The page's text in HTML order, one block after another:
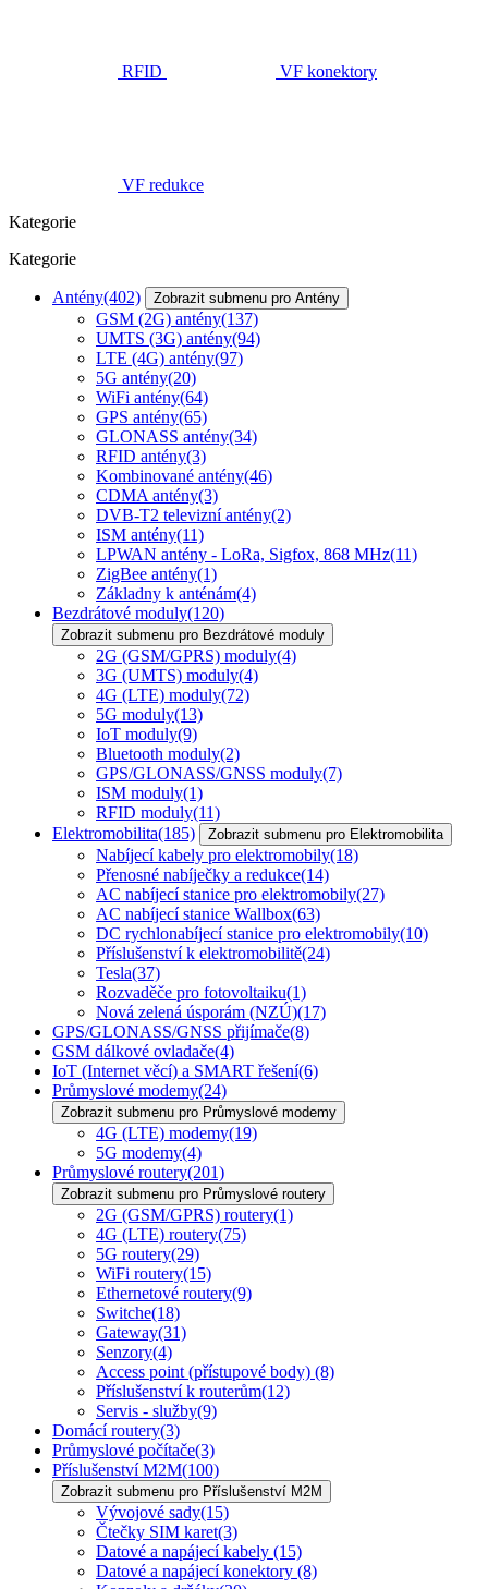
RFID VF konektory
VF redukce
Kategorie
Kategorie
Antény(402) Zobrazit submenu pro Antény
GSM (2G) antény(137)
UMTS (3G) antény(94)
LTE (4G) antény(97)
5G antény(20)
WiFi antény(64)
GPS antény(65)
GLONASS antény(34)
RFID antény(3)
Kombinované antény(46)
CDMA antény(3)
DVB-T2 televizní antény(2)
ISM antény(11)
LPWAN antény - LoRa, Sigfox, 868 MHz(11)
ZigBee antény(1)
Základny k anténám(4)
Bezdrátové moduly(120)
Zobrazit submenu pro Bezdrátové moduly
2G (GSM/GPRS) moduly(4)
3G (UMTS) moduly(4)
4G (LTE) moduly(72)
5G moduly(13)
IoT moduly(9)
Bluetooth moduly(2)
GPS/GLONASS/GNSS moduly(7)
ISM moduly(1)
RFID moduly(11)
Elektromobilita(185) Zobrazit submenu pro Elektromobilita
Nabíjecí kabely pro elektromobily(18)
Přenosné nabíječky a redukce(14)
AC nabíjecí stanice pro elektromobily(27)
AC nabíjecí stanice Wallbox(63)
DC rychlonabíjecí stanice pro elektromobily(10)
Příslušenství k elektromobilitě(24)
Tesla(37)
Rozvaděče pro fotovoltaiku(1)
Nová zelená úsporám (NZÚ)(17)
GPS/GLONASS/GNSS přijímače(8)
GSM dálkové ovladače(4)
IoT (Internet věcí) a SMART řešení(6)
Průmyslové modemy(24)
Zobrazit submenu pro Průmyslové modemy
4G (LTE) modemy(19)
5G modemy(4)
Průmyslové routery(201)
Zobrazit submenu pro Průmyslové routery
2G (GSM/GPRS) routery(1)
4G (LTE) routery(75)
5G routery(29)
WiFi routery(15)
Ethernetové routery(9)
Switche(18)
Gateway(31)
Senzory(4)
Access point (přístupové body) (8)
Příslušenství k routerům(12)
Servis - služby(9)
Domácí routery(3)
Průmyslové počítače(3)
Příslušenství M2M(100)
Zobrazit submenu pro Příslušenství M2M
Vývojové sady(15)
Čtečky SIM karet(3)
Datové a napájecí kabely (15)
Datové a napájecí konektory (8)